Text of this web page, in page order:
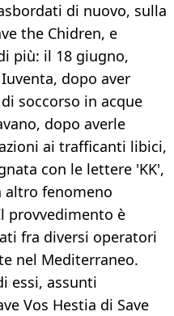
di nuovo, sulla
the Chidren, e
più: il 18 giugno,
dopo aver
soccorso in acque
dopo averle
ai trafficanti libici,
con le lettere 'KK',
altro fenomeno
provvedimento è
fra diversi operatori
nel Mediterraneo.
essi, assunti
Vos Hestia di Save